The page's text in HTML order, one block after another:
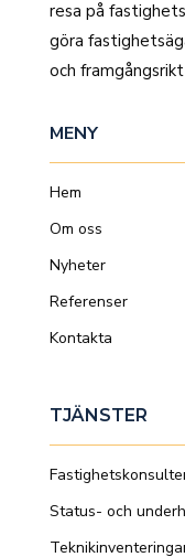
resa på
göra
och
MENY
Hem
Om oss
Nyheter
Referenser
Kontakta
TJÄNSTER
Status- och